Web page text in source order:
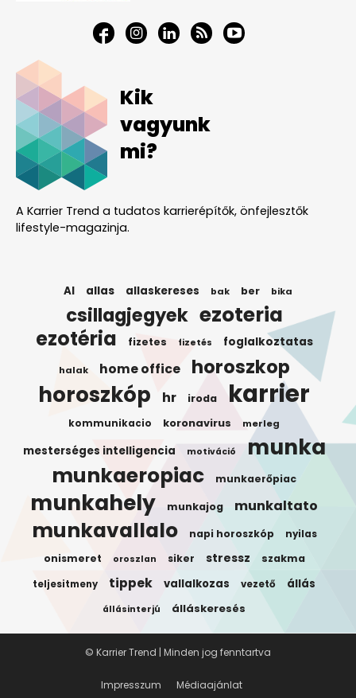
Kik
vagyunk
mi?
A Karrier Trend a tudatos karrierépítők, önfejlesztők
lifestyle-magazinja.
AI allas allaskereses bak ber bika
csillagjegyek ezoteria
ezotéria fizetes fizetés foglalkoztatas
halak home office horoszkop
horoszkóp hr iroda karrier
kommunikacio koronavirus merleg
mesterséges intelligencia motiváció munka
munkaeropiac munkaerőpiac
munkahely munkajog munkaltato
munkavallalo napi horoszkóp nyilas
onismeret oroszlan siker stressz szakma
teljesitmeny tippek vallalkozas vezető állás
állásinterjú álláskeresés
Impresszum Médiaajánlat
© Karrier Trend | Minden jog fenntartva